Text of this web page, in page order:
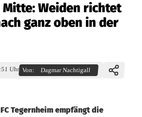
Mitte: Weiden richtet
ganz oben in der
Uhr Von: Dagmar Nachtigall
Tegernheim empfängt die